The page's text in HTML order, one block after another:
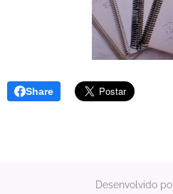
Share
Desenvolvido